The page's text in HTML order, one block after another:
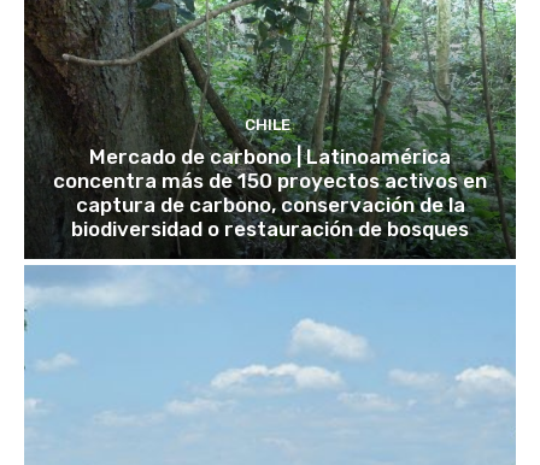
CHILE
Mercado de carbono | Latinoamérica
concentra más de 150 proyectos activos en
captura de carbono, conservación de la
biodiversidad o restauración de bosques